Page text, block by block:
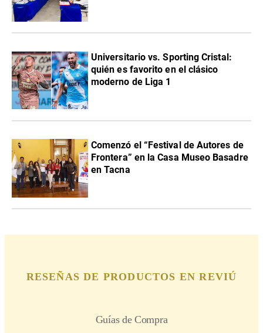
Universitario vs. Sporting Cristal:
quién es favorito en el clásico
moderno de Liga 1
Comenzó el “Festival de Autores de
Frontera” en la Casa Museo Basadre
en Tacna